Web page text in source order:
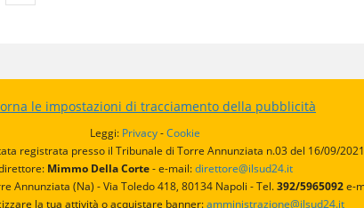
le impostazioni di tracciamento della pubblicità
Leggi: Privacy-Cookie
registrata presso il Tribunale di Torre Annunziata n.03 del 16/09/2021
Mimmo Della Corte- e-mail:direttore@ilsud24.it
Annunziata (Na) - Via Toledo 418, 80134 Napoli - Tel.392/5965092e-
la tua attività o acquistare banner:amministrazione@ilsud24.it